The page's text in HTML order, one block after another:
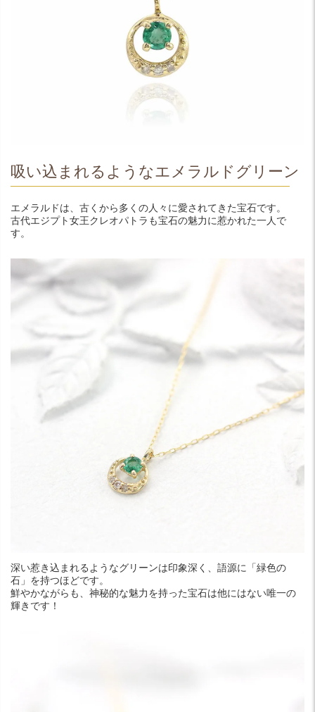
吸い込まれるようなエメラルドグリーン
エメラルドは、古くから多くの人々に愛されてきた宝石です。
古代エジプト女王クレオパトラも宝石の魅力に惹かれた一人で
す。
深い惹き込まれるようなグリーンは印象深く、語源に「緑色の
石」を持つほどです。
鮮やかながらも、神秘的な魅力を持った宝石は他にはない唯一の
輝きです！